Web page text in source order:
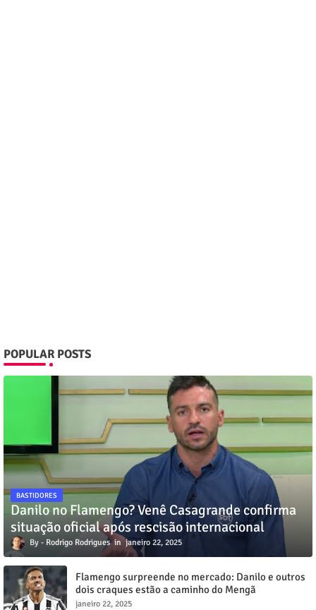
POPULAR POSTS
BASTIDORES
Danilo no Flamengo? Venê Casagrande confirma
situação oficial após rescisão internacional
Rodrigo Rodrigues janeiro 22, 2025
Flamengo surpreende no mercado: Danilo e outros
dois craques estão a caminho do Mengã
janeiro 22, 2025